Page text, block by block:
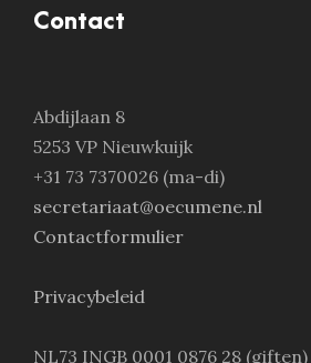
Contact
Abdijlaan 8
5253 VP Nieuwkuijk
+31 73 7370026 (ma-di)
secretariaat@oecumene.nl
Contactformulier
Privacybeleid
NL73 INGB 0001 0876 28 (giften)